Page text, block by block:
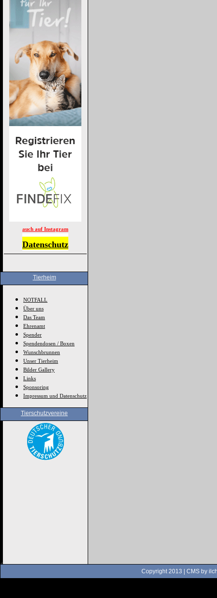
auch auf Instagram
Datenschutz
Tierheim
NOTFALL
Über uns
Das Team
Ehrenamt
Spender
Spendendosen / Boxen
Wunschbrunnen
Unser Tierheim
Bilder Gallery
Links
Sponsoring
Impressum und Datenschutz
Tierschutzvereine
Copyright 2013 | CMS by